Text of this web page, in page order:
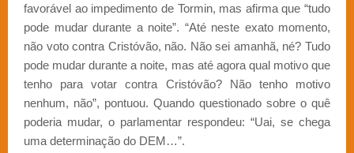
favorável ao impedimento de Tormin, mas afirma que “tudo
pode mudar durante a noite”. “Até neste exato momento,
não voto contra Cristóvão, não. Não sei amanhã, né? Tudo
pode mudar durante a noite, mas até agora qual motivo que
tenho para votar contra Cristóvão? Não tenho motivo
nenhum, não”, pontuou. Quando questionado sobre o quê
poderia mudar, o parlamentar respondeu: “Uai, se chega
uma determinação do DEM…”.